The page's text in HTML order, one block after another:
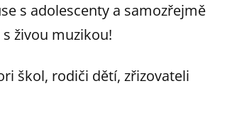
s adolescenty a samozřejmě
živou muzikou!
škol, rodiči dětí, zřizovateli